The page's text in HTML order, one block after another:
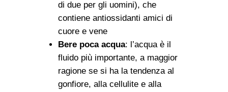
di due per gli uomini), che
contiene antiossidanti amici di
cuore e vene
Bere poca acqua: l’acqua è il
fluido più importante, a maggior
ragione se si ha la tendenza al
gonfiore, alla cellulite e alla